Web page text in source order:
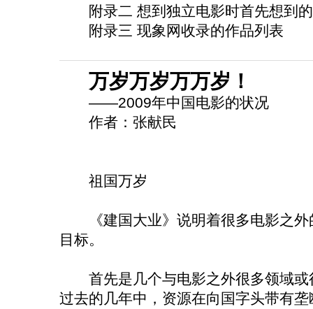
附录二 想到独立电影时首先想到
附录三 现象网收录的作品列表
万岁万岁万万岁！
——2009年中国电影的状况
作者：张献民
祖国万岁
《建国大业》说明着很多电影之外
目标。
首先是几个与电影之外很多领域或
过去的几年中，资源在向国字头带有